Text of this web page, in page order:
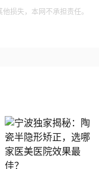
损失，本网不承担责任。